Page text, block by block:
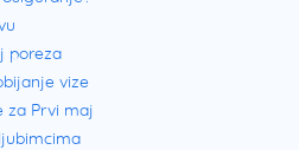
poreza
vize
za Prvi maj